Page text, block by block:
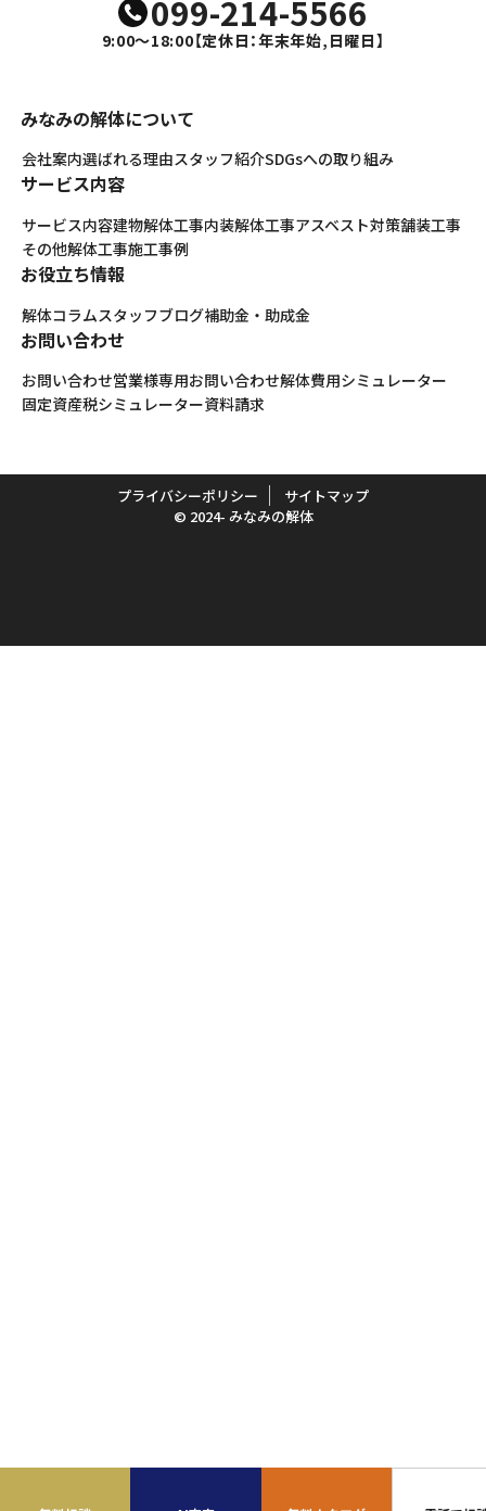
099-214-5566
9:00～18:00【定休日：年末年始,日曜日】
みなみの解体について
会社案内選ばれる理由スタッフ紹介SDGsへの取り組み
サービス内容
サービス内容建物解体工事内装解体工事アスベスト対策舗装工事
その他解体工事施工事例
お役立ち情報
解体コラムスタッフブログ補助金・助成金
お問い合わせ
お問い合わせ営業様専用お問い合わせ解体費用シミュレーター
固定資産税シミュレーター資料請求
プライバシーポリシー
サイトマップ
© 2024- みなみの解体